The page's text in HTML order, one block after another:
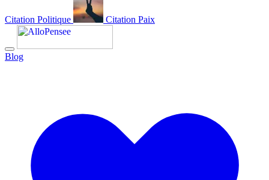
Citation Politique Citation Paix
Blog